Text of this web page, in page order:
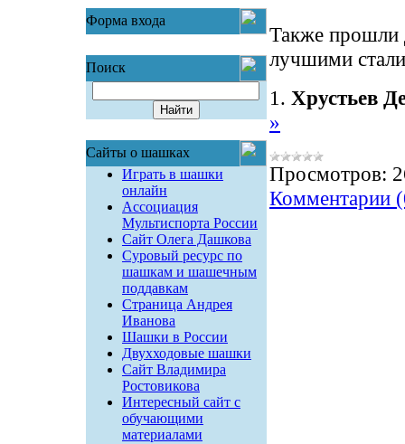
Форма входа
Поиск
Сайты о шашках
Играть в шашки
онлайн
Ассоциация
Мультиспорта России
Сайт Олега Дашкова
Суровый ресурс по
шашкам и шашечным
поддавкам
Страница Андрея
Иванова
Шашки в России
Двухходовые шашки
Сайт Владимира
Ростовикова
Интересный сайт с
обучающими
материалами
Также прошли
лучшими
1. Хрустьев
»
Просмотров:
Комментарии